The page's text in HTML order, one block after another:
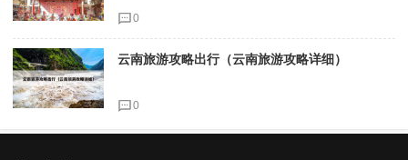
0
云南旅游攻略出行（云南旅游攻略详细）
0